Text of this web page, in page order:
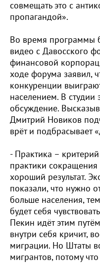
совмещать это с
пропагандой».
Во время программы
видео с Давосского
финансовой
ходе форума заявил,
конкуренции
населением. В студии
обсуждение.
Дмитрий Новиков
врёт и подбрасывает
- Практика –
практики сокращения
хороший результат.
показали, что нужно
больше населения,
будет себя
Пекин идёт этим
внутри себя кричит,
миграции. Но Штаты
мигрантов, потому